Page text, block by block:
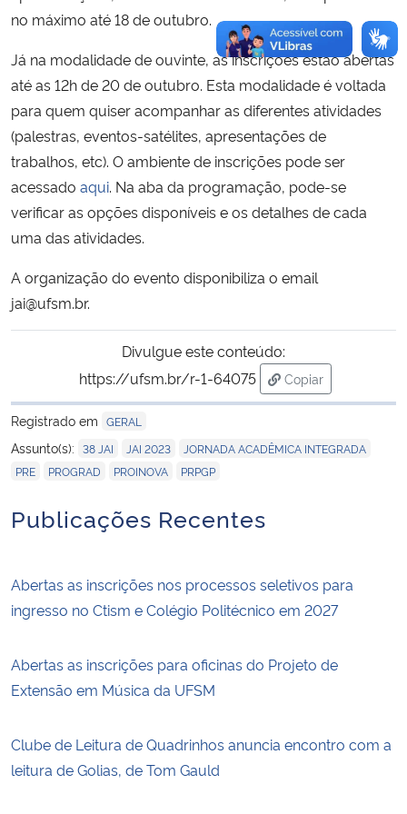
no máximo até 18 de outubro.
Já na modalidade de ouvinte, as inscrições estão abertas
até as 12h de 20 de outubro. Esta modalidade é voltada
para quem quiser acompanhar as diferentes atividades
(palestras, eventos-satélites, apresentações de
trabalhos, etc). O ambiente de inscrições pode ser
acessado aqui. Na aba da programação, pode-se
verificar as opções disponíveis e os detalhes de cada
uma das atividades.
A organização do evento disponibiliza o email
jai@ufsm.br.
Divulgue este conteúdo:
https://ufsm.br/r-1-64075
Copiar
para área de
Registrado em GERAL
Assunto(s): 38 JAI JAI 2023 JORNADA ACADÊMICA INTEGRADA
PRE PROGRAD PROINOVA PRPGP
Publicações Recentes
Abertas as inscrições nos processos seletivos para
ingresso no Ctism e Colégio Politécnico em 2027
Abertas as inscrições para oficinas do Projeto de
Extensão em Música da UFSM
Clube de Leitura de Quadrinhos anuncia encontro com a
leitura de Golias, de Tom Gauld